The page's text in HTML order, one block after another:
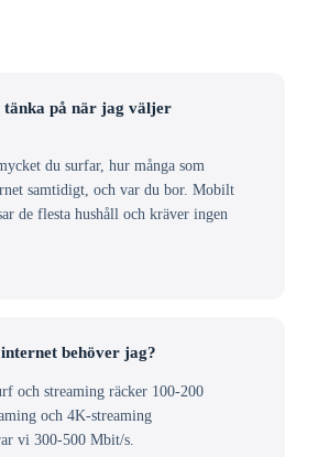
tänka på när jag väljer
du surfar, hur många som
samtidigt, och var du bor. Mobilt
de flesta hushåll och kräver ingen
behöver jag?
och streaming räcker 100-200
och 4K-streaming
vi 300-500 Mbit/s.